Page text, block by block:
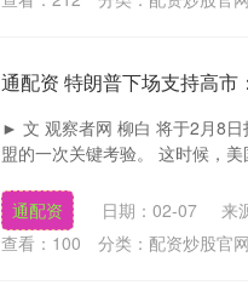
通配资 特朗普下场支持高
► 文 观察者网 柳白 将于2月8
盟的一次关键考验。 这时候，
通配资 日期：02-07
来
查看： 100 分类： 配资炒股官